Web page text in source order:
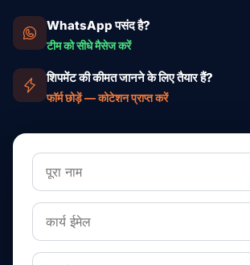
WhatsApp पसंद है?
टीम को सीधे मैसेज करें
शिपमेंट की कीमत जानने के लिए तैयार हैं?
फॉर्म छोड़ें — कोटेशन प्राप्त करें